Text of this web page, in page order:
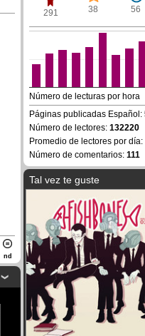
nd
291 38 56
Número de lecturas por hora
Páginas publicadas Español:
Número de lectores: 132220
Promedio de lectores por día:
Número de comentarios: 111
Tal vez te guste